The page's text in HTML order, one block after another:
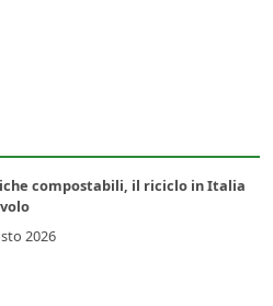
compostabili, il riciclo in Italia
2026